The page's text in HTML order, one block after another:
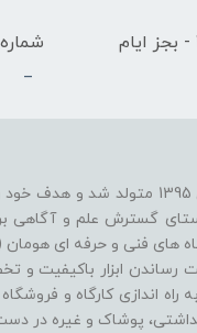
ساعات کاری: 15 الی 20 - بجز ایام
_
ماساژ الماس شهر در سال 1395
فنی و حرفه ای هومان
رساندن ابزار باکیفیت و
راه اندازی کارگاه و
پوشاک و غیره در